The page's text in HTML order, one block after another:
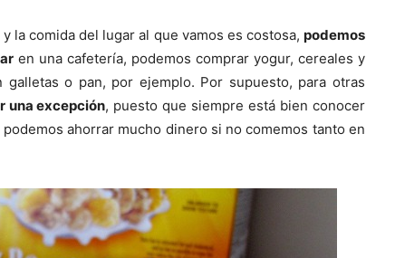
la comida del lugar al que vamos es costosa, podemos
en una cafetería, podemos comprar yogur, cereales y
galletas o pan, por ejemplo. Por supuesto, para otras
una excepción, puesto que siempre está bien conocer
ahorrar mucho dinero si no comemos tanto en